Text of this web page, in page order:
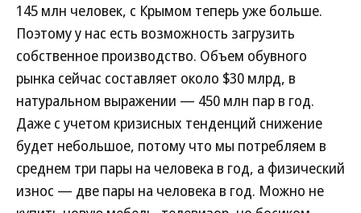
145 млн человек, с Крымом теперь уже больше.
Поэтому у нас есть возможность загрузить
собственное производство. Объем обувного
рынка сейчас составляет около $30 млрд, в
натуральном выражении — 450 млн пар в год.
Даже с учетом кризисных тенденций снижение
будет небольшое, потому что мы потребляем в
среднем три пары на человека в год, а физический
износ — две пары на человека в год. Можно не